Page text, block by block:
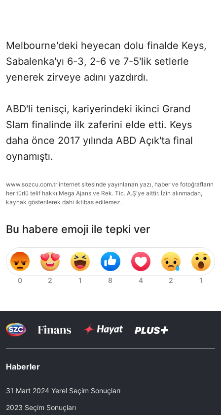
Melbourne'deki heyecan dolu finalde Keys,
Sabalenka'yı 6-3, 2-6 ve 7-5'lik setlerle
yenerek zirveye adını yazdırdı.
ABD'li tenisçi, kariyerindeki ikinci Grand
Slam finalinde ilk zaferini elde etti. Keys
daha önce 2017 yılında ABD Açık'ta final
oynamıştı.
www.sozcu.com.tr internet sitesinde yayınlanan yazı, haber ve fotoğrafların
her türlü telif hakkı Mega Ajans ve Rek. Tic. A.Ş'ye aittir. İzin alınmadan,
kaynak gösterilerek dahi iktibas edilemez.
Bu habere emoji ile tepki ver
Haberler
31 Mart 2024 Yerel Seçim Sonuçları
2023 Seçim Sonuçları